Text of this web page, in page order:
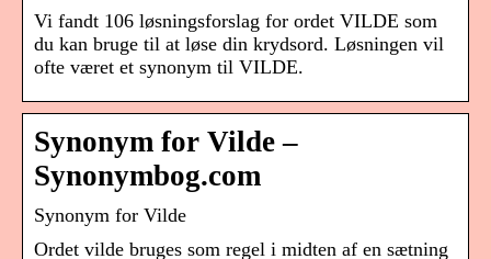
Vi fandt 106 løsningsforslag for ordet VILDE som
du kan bruge til at løse din krydsord. Løsningen vil
ofte været et synonym til VILDE.
Synonym for Vilde –
Synonymbog.com
Synonym for Vilde
Ordet vilde bruges som regel i midten af ​​en sætning